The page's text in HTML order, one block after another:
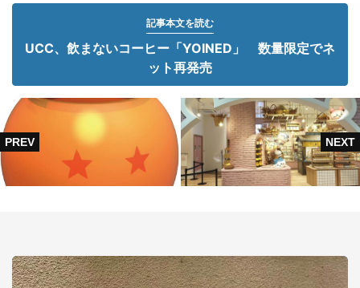
記事本文を読む
UCC、飲まないコーヒー「YOINED」 数量限定でネ
ット再発売